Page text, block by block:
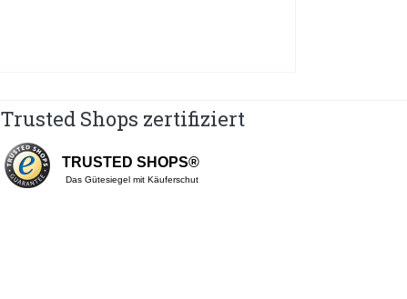
Trusted Shops zertifiziert
TRUSTED SHOPS®
Das Gütesiegel mit Käuferschut